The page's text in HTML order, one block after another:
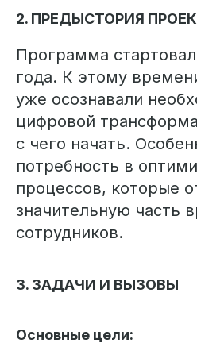
2. ПРЕДЫСТОРИЯ
Программа
года. К этому
уже осознавали
цифровой
с чего начать.
потребность в
процессов, которые
значительную часть
сотрудников.
3. ЗАДАЧИ И ВЫЗОВЫ
Основные цели: